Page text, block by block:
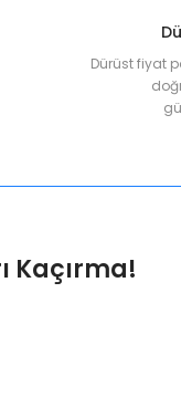
Dürüst fiyat
Kaçırma!